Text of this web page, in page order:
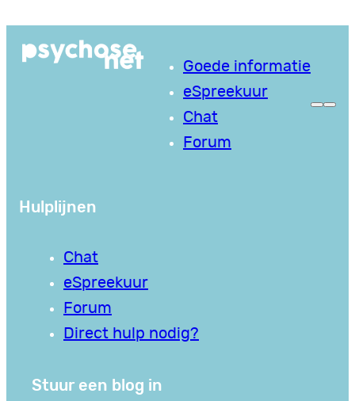
naar
Goede informatie
eSpreekuur
Chat
Forum
Hulplijnen
Chat
eSpreekuur
Forum
Direct hulp nodig?
Stuur een blog in